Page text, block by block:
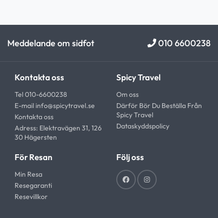
Meddelande om sidfot 010 6600238
Kontakta oss
Tel 010-6600238
E-mail info@spicytravel.se
Kontakta oss
Adress: Elektravägen 31, 126
30 Hägersten
Spicy Travel
Om oss
Därför Bör Du Beställa Från
Spicy Travel
Dataskyddspolicy
För Resan
Min Resa
Resegaranti
Resevillkor
Följ oss